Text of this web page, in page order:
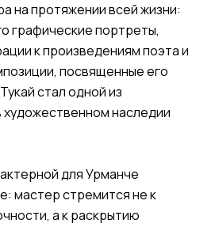
на протяжении всей жизни:
графические портреты,
к произведениям поэта и
посвященные его
стал одной из
художественном наследии
для Урманче
мастер стремится не к
а к раскрытию